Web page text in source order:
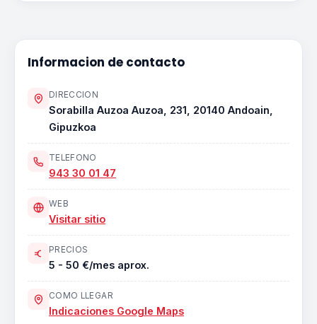
Informacion de contacto
DIRECCION
Sorabilla Auzoa Auzoa, 231, 20140 Andoain,
Gipuzkoa
TELEFONO
943 30 01 47
WEB
Visitar sitio
PRECIOS
5 - 50 €/mes aprox.
COMO LLEGAR
Indicaciones Google Maps